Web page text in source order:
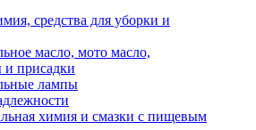
средства для уборки и
масло, мото масло,
и присадки
лампы
химия и смазки с пищевым